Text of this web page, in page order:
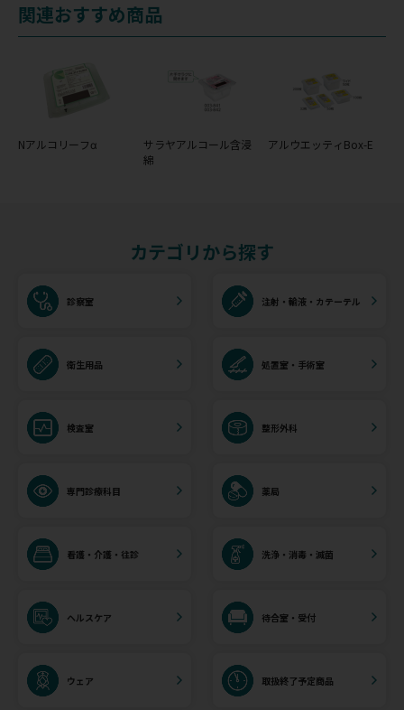
関連おすすめ商品
Nアルコリーフα
サラヤアルコール含浸
綿
アルウエッティBox-E
カテゴリから探す
診察室 注射・輸液・カテーテル
衛生用品 処置室・手術室
検査室 整形外科
専門診療科目 薬局
看護・介護・往診 洗浄・消毒・滅菌
ヘルスケア 待合室・受付
ウェア 取扱終了予定商品